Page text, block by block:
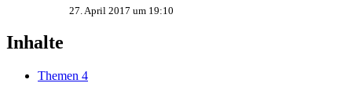
27. April 2017 um 19:10
Inhalte
Themen 4